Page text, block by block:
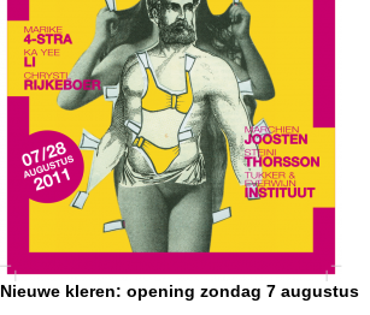
Nieuwe kleren: opening zondag 7 augustus